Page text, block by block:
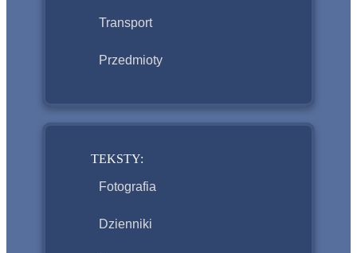
Transport
Przedmioty
TEKSTY:
Fotografia
Dzienniki